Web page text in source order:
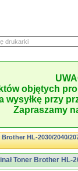
objętych
wysyłkę przy
Zapraszamy
HL-2030/2040/
Toner Brother HL-